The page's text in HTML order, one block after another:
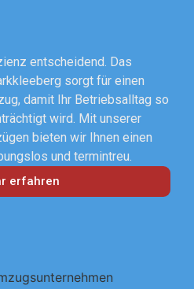
entscheidend. Das
sorgt für einen
damit Ihr Betriebsalltag so
wird. Mit unserer
bieten wir Ihnen einen
und termintreu.
erfahren